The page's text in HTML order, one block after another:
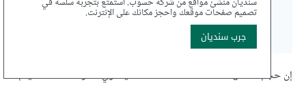
local4crit.log
-rw-------  1 root root     72 Dec  9 11:22
إن حجم ملفlocal4info.log لا يساوي صفر، لذلك عندما يتم